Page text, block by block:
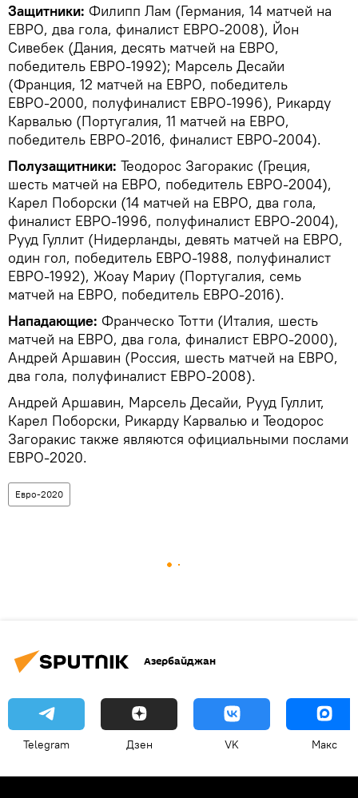
Защитники: Филипп Лам (Германия, 14 матчей на
ЕВРО, два гола, финалист ЕВРО-2008), Йон
Сивебек (Дания, десять матчей на ЕВРО,
победитель ЕВРО-1992); Марсель Десайи
(Франция, 12 матчей на ЕВРО, победитель
ЕВРО-2000, полуфиналист ЕВРО-1996), Рикарду
Карвалью (Португалия, 11 матчей на ЕВРО,
победитель ЕВРО-2016, финалист ЕВРО-2004).
Полузащитники: Теодорос Загоракис (Греция,
шесть матчей на ЕВРО, победитель ЕВРО-2004),
Карел Поборски (14 матчей на ЕВРО, два гола,
финалист ЕВРО-1996, полуфиналист ЕВРО-2004),
Рууд Гуллит (Нидерланды, девять матчей на ЕВРО,
один гол, победитель ЕВРО-1988, полуфиналист
ЕВРО-1992), Жоау Мариу (Португалия, семь
матчей на ЕВРО, победитель ЕВРО-2016).
Нападающие: Франческо Тотти (Италия, шесть
матчей на ЕВРО, два гола, финалист ЕВРО-2000),
Андрей Аршавин (Россия, шесть матчей на ЕВРО,
два гола, полуфиналист ЕВРО-2008).
Андрей Аршавин, Марсель Десайи, Рууд Гуллит,
Карел Поборски, Рикарду Карвалью и Теодорос
Загоракис также являются официальными послами
ЕВРО-2020.
Евро-2020
Азербайджан
Telegram Дзен VK Макс